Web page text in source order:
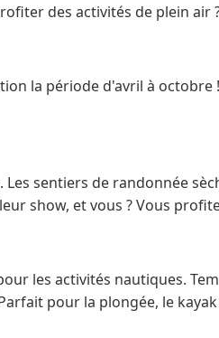
des activités de plein air
la période d'avril à octobre
sentiers de randonnée
show, et vous ? Vous
les activités nautiques.
pour la plongée, le